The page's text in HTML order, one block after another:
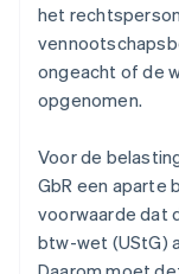
het
ongeacht of de
opgenomen.
Voor de
GbR een aparte
voorwaarde dat
btw-wet (UStG)